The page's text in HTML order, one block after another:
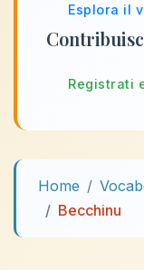
Esplora il
Registrati
Home
Becchinu